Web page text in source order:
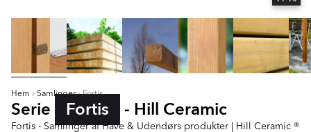
Hem Samlinger Fortis
Serie Fortis - Hill Ceramic
Fortis - Samlinger af Have & Udendørs produkter | Hill Ceramic ®